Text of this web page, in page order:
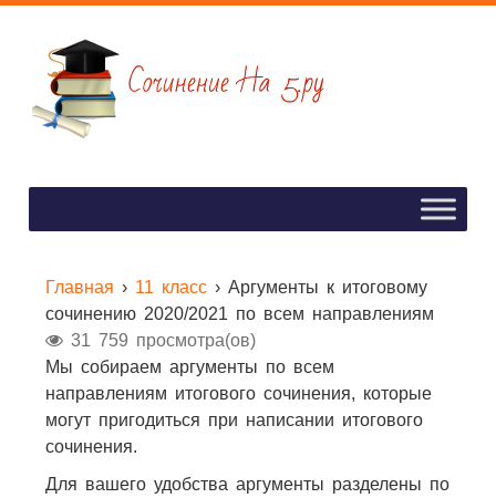
Главная › 11 класс› Аргументы к итоговому
сочинению 2020/2021 по всем направлениям
31 759 просмотра(ов)
Мы собираем аргументы по всем
направлениям итогового сочинения, которые
могут пригодиться при написании итогового
сочинения.
Для вашего удобства аргументы разделены по